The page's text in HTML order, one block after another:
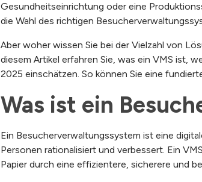
Gesundheitseinrichtung oder eine
die Wahl des richtigen
Aber woher wissen Sie bei der Vielzahl von
diesem Artikel erfahren Sie, was ein VMS ist,
2025 einschätzen. So können Sie eine
Was ist ein
Ein Besucherverwaltungssystem ist eine
Personen rationalisiert und verbessert. Ein
Papier durch eine effizientere, sicherere und